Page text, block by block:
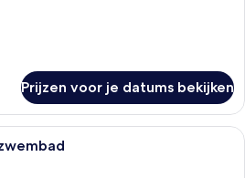
Prijzen voor je datums bekijken
Een balkon met uitzicht op een